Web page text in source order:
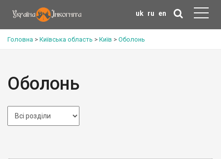
uk ru en
Головна > Київська область > Київ > Оболонь
Оболонь